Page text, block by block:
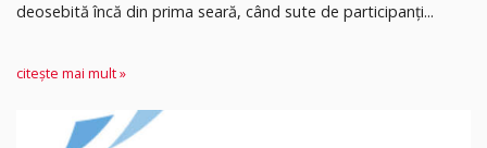
deosebită încă din prima seară, când sute de participanți...
citește mai mult »